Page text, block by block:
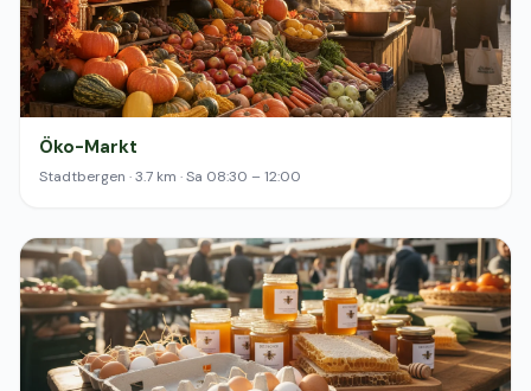
Öko-Markt
Stadtbergen · 3.7 km · Sa 08:30 – 12:00